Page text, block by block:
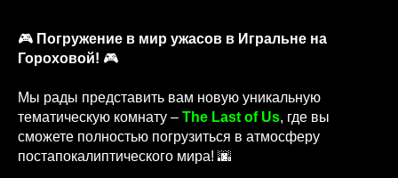
🎮 Погружение в мир ужасов в Игральне на
Гороховой! 🎮
Мы рады представить вам новую уникальную
тематическую комнату – The Last of Us, где вы
сможете полностью погрузиться в атмосферу
постапокалиптического мира! 🌆